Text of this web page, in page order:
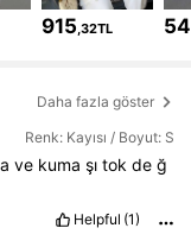
915,32TL
Daha fazla göster
Renk: Kayısı / Boyut: S
ve kuma şıtokdeğ
Helpful (1)